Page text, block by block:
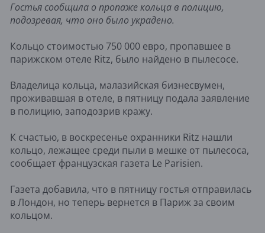
Гостья сообщила о пропаже кольца в полицию,
подозревая, что оно было украдено.
Кольцо стоимостью 750 000 евро, пропавшее в
парижском отеле Ritz, было найдено в пылесосе.
Владелица кольца, малазийская бизнесвумен,
проживавшая в отеле, в пятницу подала заявление
в полицию, заподозрив кражу.
К счастью, в воскресенье охранники Ritz нашли
кольцо, лежащее среди пыли в мешке от пылесоса,
сообщает французская газета Le Parisien.
Газета добавила, что в пятницу гостья отправилась
в Лондон, но теперь вернется в Париж за своим
кольцом.